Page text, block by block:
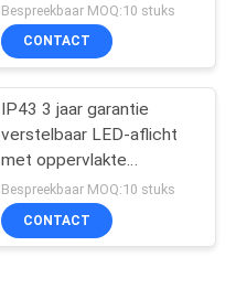
Bespreekbaar MOQ:10 stuks
CONTACT
IP43 3 jaar garantie
verstelbaar LED-aflicht
met oppervlakte
bevestiging Voor
thuisgebruik in
winkelcentra
Bespreekbaar MOQ:10 stuks
CONTACT